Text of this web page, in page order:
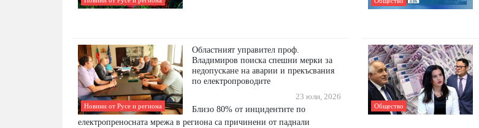
Новини от Русе и региона
Областният управител проф.
Владимиров поиска спешни мерки за
недопускане на аварии и прекъсвания
по електропроводите
23 юли, 2026
Близо 80% от инцидентите по
електропреносната мрежа в региона са причинени от паднали
Общество